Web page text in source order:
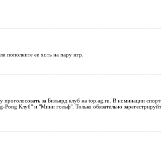
пополните ее хоть на пару игр.
за Бильярд клуб на top.ag.ru. В номинации
Pong Клуб" и "Мини гольф". Только обязательно